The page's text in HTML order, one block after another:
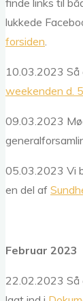
finde links til
lukkede
forsiden.
10.03.2023 Så
weekenden d.
09.03.2023
05.03.2023 Vi
en del af
Februar 2023
22.02.2023 Så